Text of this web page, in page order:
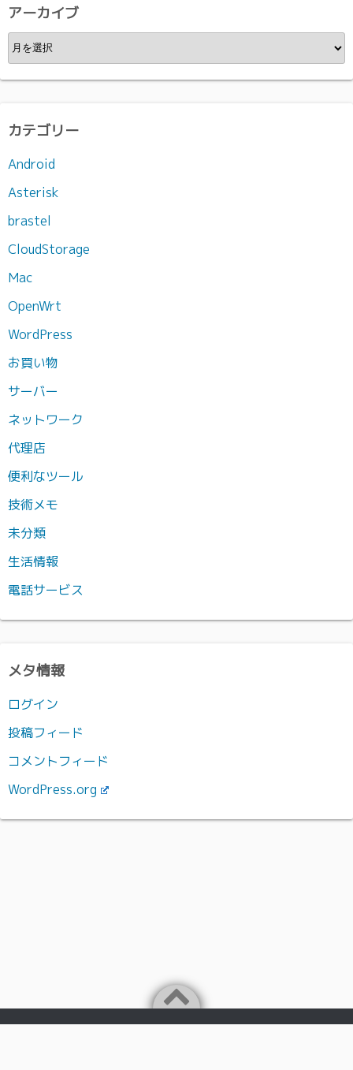
アーカイブ
ア
ー
カ
ブ
カテゴリー
Android
Asterisk
brastel
CloudStorage
Mac
OpenWrt
WordPress
お買い物
サーバー
ネットワーク
代理店
便利なツール
技術メモ
未分類
生活情報
電話サービス
メタ情報
ログイン
投稿フィード
コメントフィード
WordPress.org